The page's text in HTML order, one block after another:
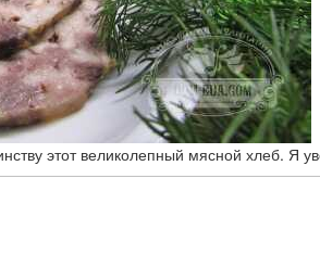
этот великолепный мясной хлеб. Я